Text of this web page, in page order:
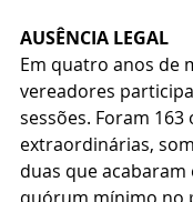
AUSÊNCIA LEGAL
Em quatro anos de
vereadores
sessões. Foram
extraordinárias,
duas que